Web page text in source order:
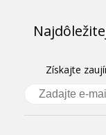
Získajte